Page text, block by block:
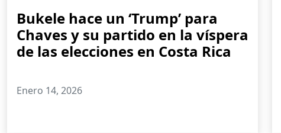
Bukele hace un ‘Trump’ para
Chaves y su partido en la víspera
de las elecciones en Costa Rica
Enero 14, 2026